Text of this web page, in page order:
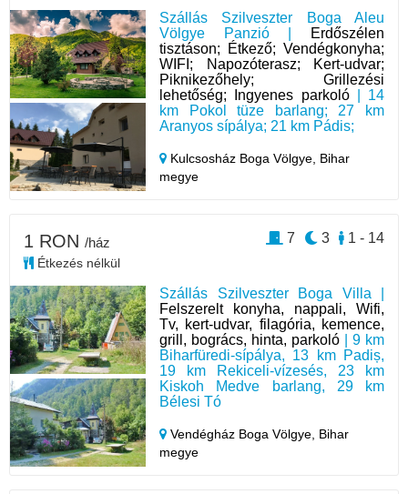
Szállás Szilveszter Boga Aleu
Völgye Panzió |
Erdőszélen
tisztáson; Étkező; Vendégkonyha;
WIFI; Napozóterasz; Kert-udvar;
Piknikezőhely; Grillezési
lehetőség; Ingyenes parkoló| 14
km Pokol tüze barlang; 27 km
Aranyos sípálya; 21 km Pádis;
Kulcsosház Boga Völgye, Bihar
megye
Szállás Szilveszter Boga Villa |
Felszerelt konyha, nappali, Wifi,
Tv, kert-udvar, filagória, kemence,
grill, bogrács, hinta, parkoló | 9 km
Biharfüredi-sípálya, 13 km Padiș,
19 km Rekiceli-vízesés, 23 km
Kiskoh Medve barlang, 29 km
Bélesi Tó
Vendégház Boga Völgye, Bihar
megye
1 RON /ház
Étkezés nélkül
1 - 14
3
7